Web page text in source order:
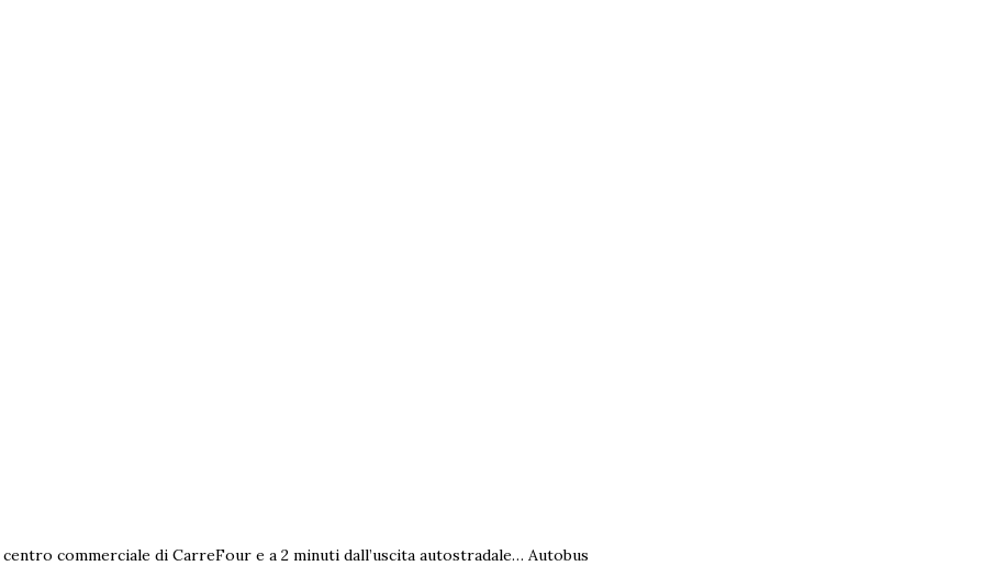
commerciale di CarreFour e a 2 minuti dall’uscita autostradale… Autobus